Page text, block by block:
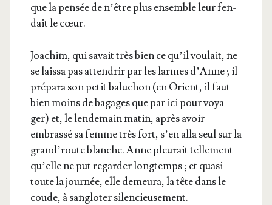
que la pen­sée de n’être plus ensemble leur fen­
dait le cœur.
Joa­chim, qui savait très bien ce qu’il vou­lait, ne
se lais­sa pas atten­drir par les larmes d’Anne ; il
pré­pa­ra son petit balu­chon (en Orient, il faut
bien moins de bagages que par ici pour voya­
ger) et, le len­de­main matin, après avoir
embras­sé sa femme très fort, s’en alla seul sur la
grand’­route blanche. Anne pleu­rait tel­le­ment
qu’elle ne put regar­der long­temps ; et qua­si
toute la jour­née, elle demeu­ra, la tête dans le
coude, à san­glo­ter silencieusement.